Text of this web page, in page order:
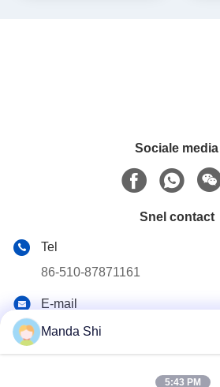
Sociale media
Snel contact
Tel
86-510-87871161
E-mail
li@fu-tao.com
Adres
No.1 Xinghe Road, industriële
Manda Shi
5:43 PM